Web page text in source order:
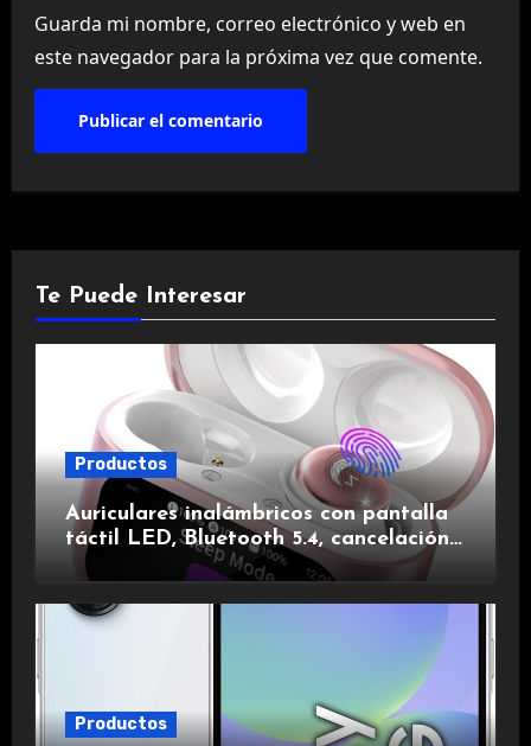
Guarda mi nombre, correo electrónico y web en
este navegador para la próxima vez que comente.
Te Puede Interesar
Productos
Auriculares inalámbricos con pantalla
táctil LED, Bluetooth 5.4, cancelación
de ruido, impermeables y de larga
duración.
Productos